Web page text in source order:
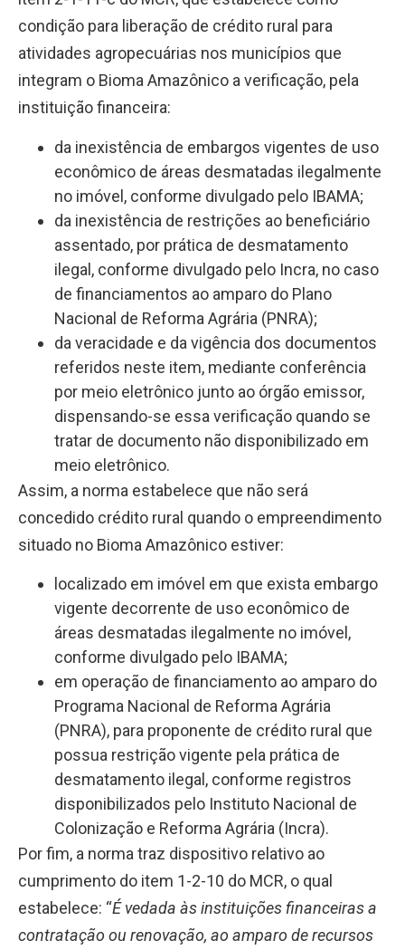
condição para liberação de crédito rural para
atividades agropecuárias nos municípios que
integram o Bioma Amazônico a verificação, pela
instituição financeira:
da inexistência de embargos vigentes de uso
econômico de áreas desmatadas ilegalmente
no imóvel, conforme divulgado pelo IBAMA;
da inexistência de restrições ao beneficiário
assentado, por prática de desmatamento
ilegal, conforme divulgado pelo Incra, no caso
de financiamentos ao amparo do Plano
Nacional de Reforma Agrária (PNRA);
da veracidade e da vigência dos documentos
referidos neste item, mediante conferência
por meio eletrônico junto ao órgão emissor,
dispensando-se essa verificação quando se
tratar de documento não disponibilizado em
meio eletrônico.
Assim, a norma estabelece que não será
concedido crédito rural quando o empreendimento
situado no Bioma Amazônico estiver:
localizado em imóvel em que exista embargo
vigente decorrente de uso econômico de
áreas desmatadas ilegalmente no imóvel,
conforme divulgado pelo IBAMA;
em operação de financiamento ao amparo do
Programa Nacional de Reforma Agrária
(PNRA), para proponente de crédito rural que
possua restrição vigente pela prática de
desmatamento ilegal, conforme registros
disponibilizados pelo Instituto Nacional de
Colonização e Reforma Agrária (Incra).
Por fim, a norma traz dispositivo relativo ao
cumprimento do item 1-2-10 do MCR, o qual
estabelece: “É vedada às instituições financeiras a
contratação ou renovação, ao amparo de recursos